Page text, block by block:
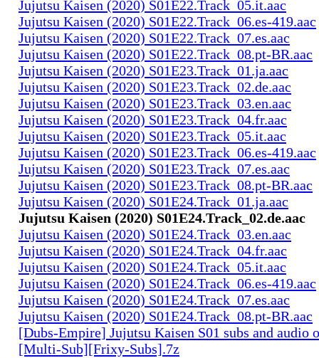
Jujutsu Kaisen (2020) S01E22.Track_05.it.aac
Jujutsu Kaisen (2020) S01E22.Track_06.es-419.aac
Jujutsu Kaisen (2020) S01E22.Track_07.es.aac
Jujutsu Kaisen (2020) S01E22.Track_08.pt-BR.aac
Jujutsu Kaisen (2020) S01E23.Track_01.ja.aac
Jujutsu Kaisen (2020) S01E23.Track_02.de.aac
Jujutsu Kaisen (2020) S01E23.Track_03.en.aac
Jujutsu Kaisen (2020) S01E23.Track_04.fr.aac
Jujutsu Kaisen (2020) S01E23.Track_05.it.aac
Jujutsu Kaisen (2020) S01E23.Track_06.es-419.aac
Jujutsu Kaisen (2020) S01E23.Track_07.es.aac
Jujutsu Kaisen (2020) S01E23.Track_08.pt-BR.aac
Jujutsu Kaisen (2020) S01E24.Track_01.ja.aac
Jujutsu Kaisen (2020) S01E24.Track_02.de.aac
Jujutsu Kaisen (2020) S01E24.Track_03.en.aac
Jujutsu Kaisen (2020) S01E24.Track_04.fr.aac
Jujutsu Kaisen (2020) S01E24.Track_05.it.aac
Jujutsu Kaisen (2020) S01E24.Track_06.es-419.aac
Jujutsu Kaisen (2020) S01E24.Track_07.es.aac
Jujutsu Kaisen (2020) S01E24.Track_08.pt-BR.aac
[Dubs-Empire] Jujutsu Kaisen S01 subs and
[Multi-Sub][Frixy-Subs].7z